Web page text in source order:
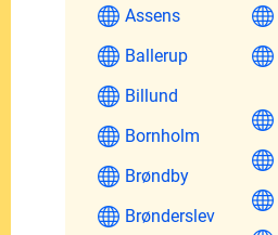
Assens
Ballerup
Billund
Bornholm
Brøndby
Brønderslev